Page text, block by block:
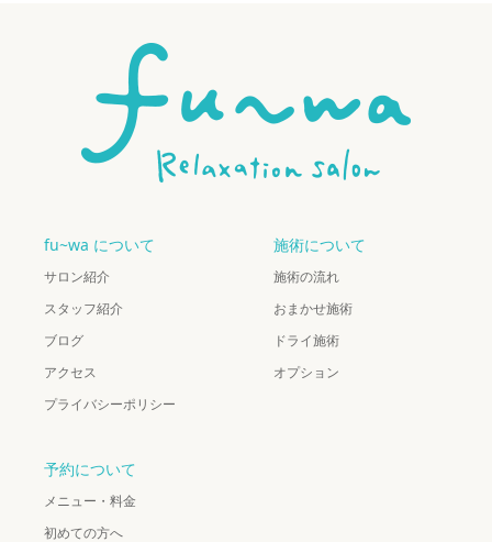
fu~wa について
サロン紹介
スタッフ紹介
ブログ
アクセス
プライバシーポリシー
施術について
施術の流れ
おまかせ施術
ドライ施術
オプション
予約について
メニュー・料金
初めての方へ